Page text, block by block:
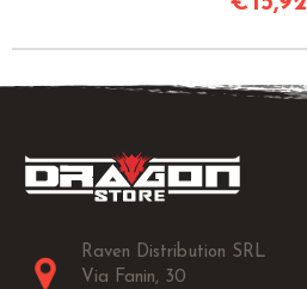
Raven Distribution SRL
Via Fanin, 30